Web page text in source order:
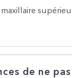
de ne